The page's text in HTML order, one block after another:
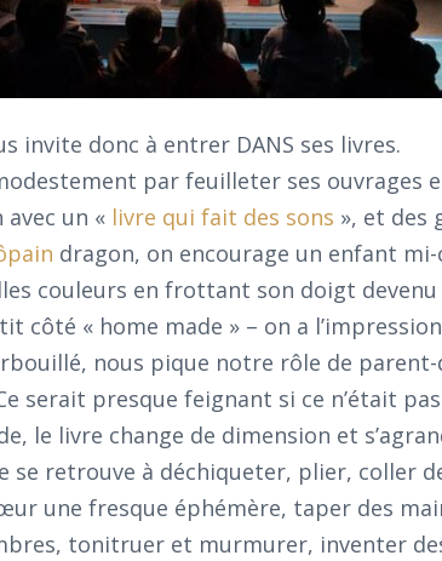
invite donc à entrer DANS ses livres.
par feuilleter ses ouvrages
avec un « livre qui fait des sons », et des
dragon, on encourage un enfant
couleurs en frottant son doigt
côté « home made » – on a
nous pique notre rôle de
serait presque feignant si ce n’était
le livre change de dimension et
se retrouve à déchiqueter, plier, coller
une fresque éphémère, taper des
tonitruer et murmurer, inventer